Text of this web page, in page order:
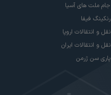
جام ملت های آسیا
رنکینگ فیفا
نقل و انتقالات اروپا
نقل و انتقالات ایران
پاری سن ژرمن